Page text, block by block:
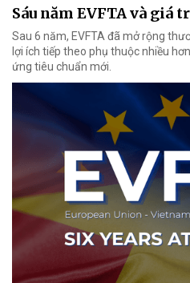
Sáu năm EVFTA và giá
Sau 6 năm, EVFTA đã mở rộng
lợi ích tiếp theo phụ thuộc nhiều
ứng tiêu chuẩn mới.